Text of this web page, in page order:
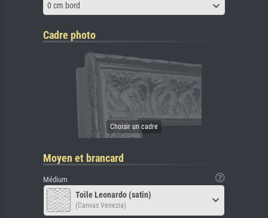
0 cm bord
Cadre photo
Moyen et brancard
Médium
Toile Leonardo (satin)
(Canvas Venezia)